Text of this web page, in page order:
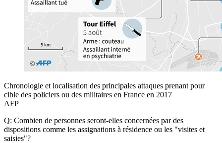
Chronologie et localisation des principales attaques prenant pour
cible des policiers ou des militaires en France en 2017
AFP
Q: Combien de personnes seront-elles concernées par des
dispositions comme les assignations à résidence ou les "visites et
saisies"?